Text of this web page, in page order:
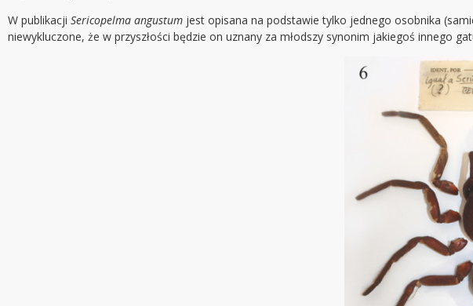
W publikacji Sericopelma angustum jest opisana na podstawie tylko jednego osobnika
niewykluczone, że w przyszłości będzie on uznany za młodszy synonim jakiegoś innego